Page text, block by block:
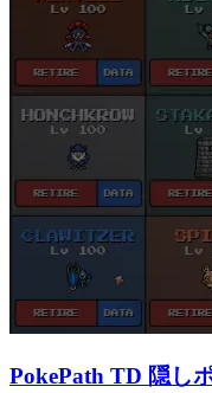
PokePath TD 隠し